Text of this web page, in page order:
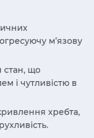
м’язову
стан, що
і чутливістю в
хребта,